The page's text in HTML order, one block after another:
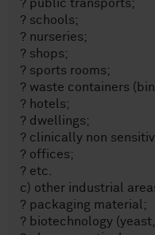
? public transports;
? schools;
? nurseries;
? shops;
? sports rooms;
? waste containers
? hotels;
? dwellings;
? clinically non
? offices;
? etc.
c) other industrial
? packaging material;
? biotechnology